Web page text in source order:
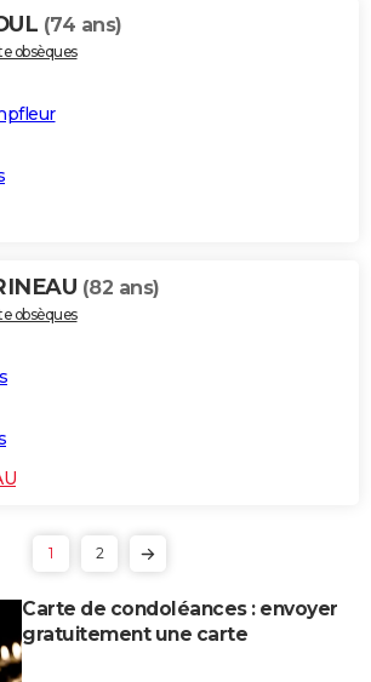
(74 ans)
obsèques
(82 ans)
obsèques
1 2
Carte de condoléances : envoyer
gratuitement une carte